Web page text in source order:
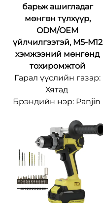
барьж ашигладаг
мөнгөн түлхүүр,
ODM/OEM
үйлчилгээтэй, M5-M12
хэмжээний мөнгөнд
тохиромжтой
Гарал үүслийн газар:
Хятад
Брэндийн нэр: Panjin
9220
Хамгийн бага
захидалтын хэмжээ:
500ш
Баглаан боодлын
дэлгэрэнгүй мэдээлэл:
Тохируулагдах